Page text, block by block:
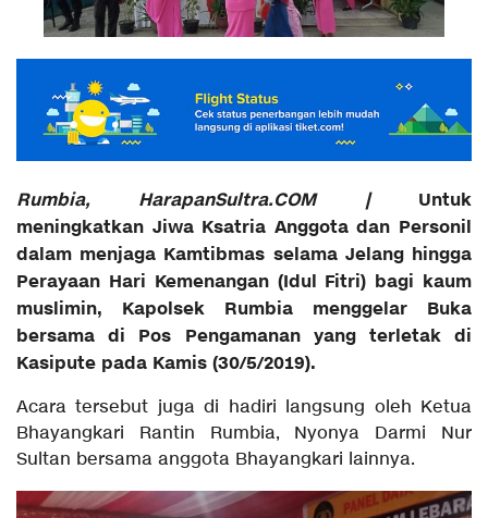
Rumbia, HarapanSultra.COM | Untuk
meningkatkan Jiwa Ksatria Anggota dan Personil
dalam menjaga Kamtibmas selama Jelang hingga
Perayaan Hari Kemenangan (Idul Fitri) bagi kaum
muslimin, Kapolsek Rumbia menggelar Buka
bersama di Pos Pengamanan yang terletak di
Kasipute pada Kamis (30/5/2019).
Acara tersebut juga di hadiri langsung oleh Ketua
Bhayangkari Rantin Rumbia, Nyonya Darmi Nur
Sultan bersama anggota Bhayangkari lainnya.